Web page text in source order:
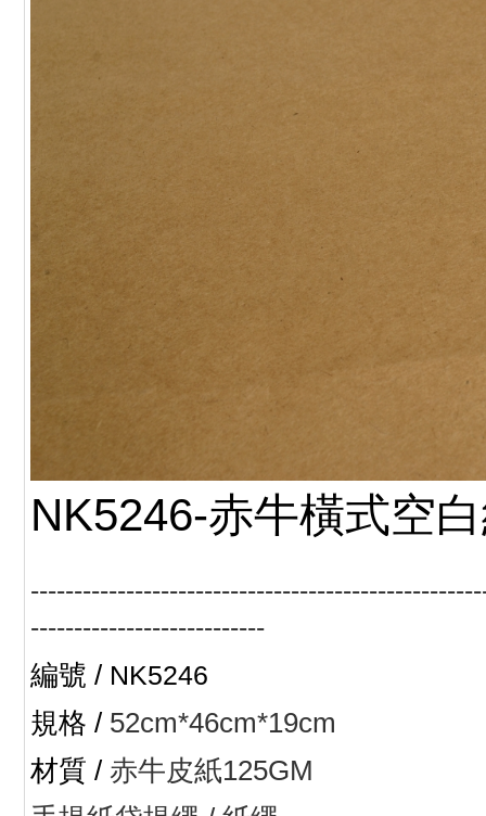
NK5246-赤牛橫式空
---------------------------
編號 / NK5246
規格 / 52cm*46cm*19cm
材質 / 赤牛皮紙125GM